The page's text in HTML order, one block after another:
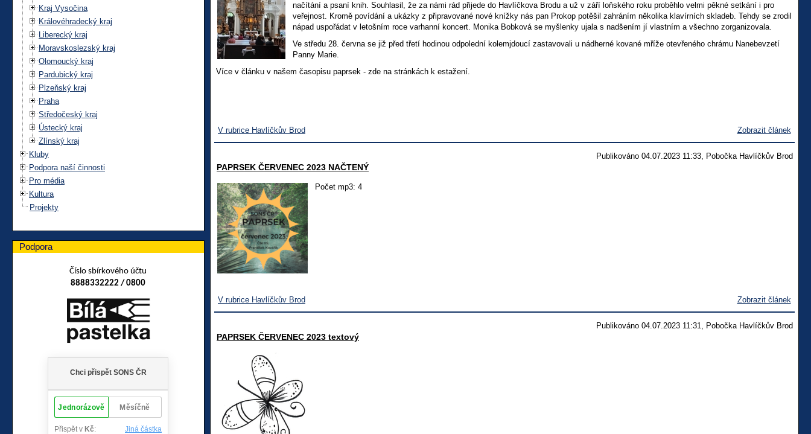
Kraj Vysočina
Královéhradecký kraj
Liberecký kraj
Moravskoslezský kraj
Olomoucký kraj
Pardubický kraj
Plzeňský kraj
Praha
Středočeský kraj
Ústecký kraj
Zlínský kraj
Kluby
Podpora naší činnosti
Pro média
Kultura
Projekty
načítání a psaní knih. Souhlasil, že za námi rád přijede do Havlíčkova Brodu a už v září loňského roku proběhlo velmi pěkné setkání i pro
veřejnost. Kromě povídání a ukázky z připravované nové knížky nás pan Prokop potěšil zahráním několika klavírních skladeb. Tehdy se zrodil
nápad uspořádat v letošním roce varhanní koncert. Monika Bobková se myšlenky ujala s nadšením jí vlastním a všechno zorganizovala.
Ve středu 28. června se již před třetí hodinou odpolední kolemjdoucí zastavovali u nádherné kované mříže otevřeného chrámu Nanebevzetí
Panny Marie.
Více v článku v našem časopisu paprsek - zde na stránkách k estažení.
V rubrice Havlíčkův Brod Zobrazit článek
Publikováno 04.07.2023 11:33, Pobočka Havlíčkův Brod
PAPRSEK ČERVENEC 2023 NAČTENÝ
Počet mp3: 4
V rubrice Havlíčkův Brod Zobrazit článek
Publikováno 04.07.2023 11:31, Pobočka Havlíčkův Brod
PAPRSEK ČERVENEC 2023 textový
Podpora
Číslo sbírkového účtu
8888332222 / 0800